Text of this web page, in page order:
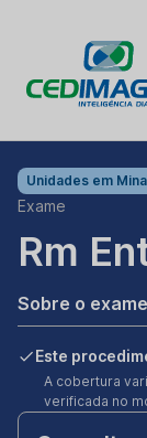
Unidades em
Exame
Rm
Sobre o
Este
A cobertura
verificada no